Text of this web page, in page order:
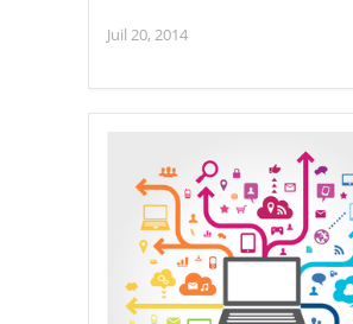
Juil 20, 2014